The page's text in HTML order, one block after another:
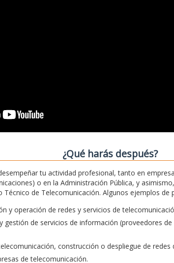
¿Qué harás después?
tu actividad profesional, tanto en
o en la Administración Pública, y
Técnico de Telecomunicación. Algunos ejemplos de
y operación de redes y servicios de
gestión de servicios de información (proveedores
construcción o despliegue de
de telecomunicación.